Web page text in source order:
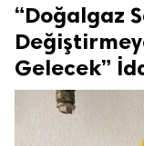
“Doğalgaz
Gelecek”